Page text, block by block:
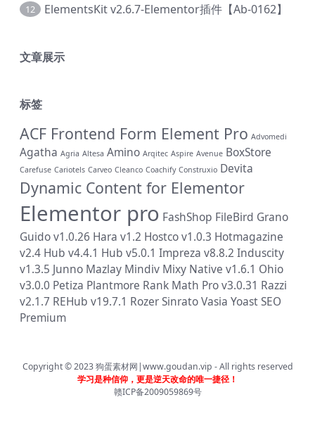
12 ElementsKit v2.6.7-Elementor插件【Ab-0162】
文章展示
标签
ACF Frontend Form Element Pro Advomedi
Agatha Agria Altesa Amino Arqitec Aspire Avenue BoxStore
Carefuse Cariotels Carveo Cleanco Coachify Construxio Devita
Dynamic Content for Elementor
Elementor pro FashShop FileBird Grano
Guido v1.0.26 Hara v1.2 Hostco v1.0.3 Hotmagazine
v2.4 Hub v4.4.1 Hub v5.0.1 Impreza v8.8.2 Induscity
v1.3.5 Junno Mazlay Mindiv Mixy Native v1.6.1 Ohio
v3.0.0 Petiza Plantmore Rank Math Pro v3.0.31 Razzi
v2.1.7 REHub v19.7.1 RozerSinratoVasia Yoast SEO
Premium
Copyright © 2023狗蛋素材网|www.goudan.vip - All rights reserved
学习是种信仰，更是逆天改命的唯一捷径！
赣ICP备2009059869号